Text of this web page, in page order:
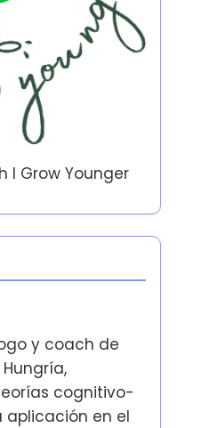
I Grow Younger
y coach de
cognitivo-
aplicación en el